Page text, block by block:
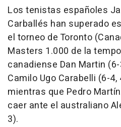
Los tenistas españoles
Carballés han superado
el torneo de Toronto
Masters 1.000 de la
canadiense Dan Martin
Camilo Ugo Carabelli (6-
mientras que Pedro
caer ante el australiano
3).